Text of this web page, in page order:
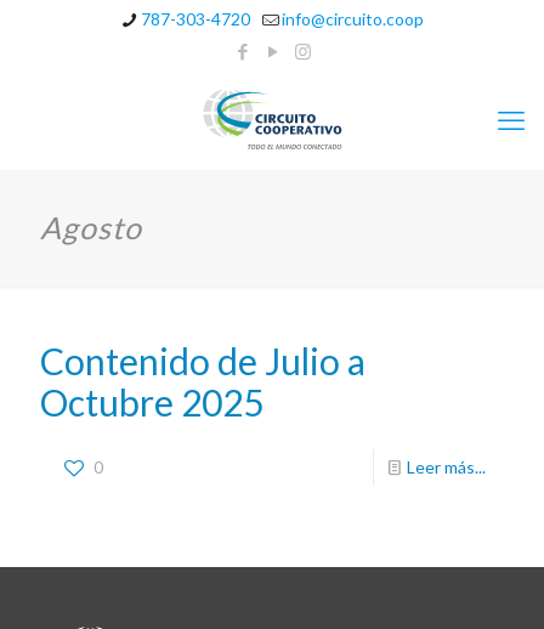
787-303-4720 info@circuito.coop
Agosto
Contenido de Julio a
Octubre 2025
0 Leer más...